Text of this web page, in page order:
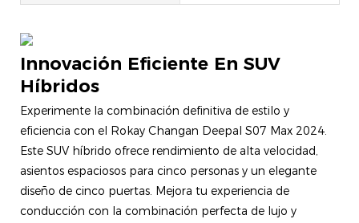
Innovación Eficiente En SUV
Híbridos
Experimente la combinación definitiva de estilo y
eficiencia con el Rokay Changan Deepal S07 Max 2024.
Este SUV híbrido ofrece rendimiento de alta velocidad,
asientos espaciosos para cinco personas y un elegante
diseño de cinco puertas. Mejora tu experiencia de
conducción con la combinación perfecta de lujo y